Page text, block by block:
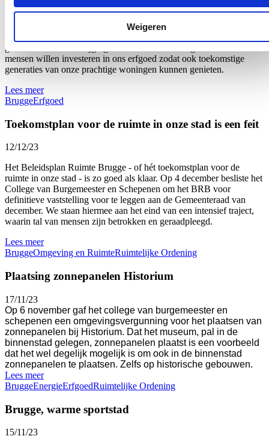
Weigeren
Elk jaar ontvangt Stad Brugge tientallen aanvragen voor de
toekenning van een erfgoedpremie. De erfgoedpremies zijn
opgesplitst in 3 categorieën: de premie ‘kunstige herstelling’, een
grafmonument'. De stijging van het aantal aanvragen toont dat
mensen willen investeren in ons erfgoed zodat ook toekomstige
generaties van onze prachtige woningen kunnen genieten.
Lees meer
BruggeErfgoed
Toekomstplan voor de ruimte in onze stad is een feit
12/12/23
Het Beleidsplan Ruimte Brugge - of hét toekomstplan voor de
ruimte in onze stad - is zo goed als klaar. Op 4 december besliste het
College van Burgemeester en Schepenen om het BRB voor
definitieve vaststelling voor te leggen aan de Gemeenteraad van
december. We staan hiermee aan het eind van een intensief traject,
waarin tal van mensen zijn betrokken en geraadpleegd.
Lees meer
BruggeOmgeving en RuimteRuimtelijke Ordening
Plaatsing zonnepanelen Historium
17/11/23
Op 6 november gaf het college van burgemeester en
schepenen een omgevingsvergunning voor het plaatsen van
zonnepanelen bij Historium. Dat het museum, pal in de
binnenstad gelegen, zonnepanelen plaatst is een voorbeeld
dat het wel degelijk mogelijk is om ook in de binnenstad
zonnepanelen te plaatsen. Zelfs op historische gebouwen.
Lees meer
BruggeEnergieErfgoedRuimtelijke Ordening
Brugge, warme sportstad
15/11/23